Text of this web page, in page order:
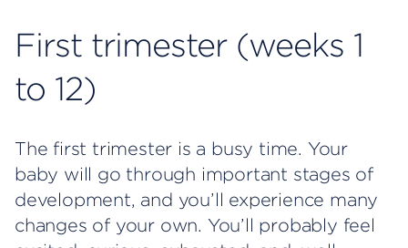
First trimester (weeks 1
to 12)
The first trimester is a busy time. Your
baby will go through important stages of
development, and you’ll experience many
changes of your own. You’ll probably feel